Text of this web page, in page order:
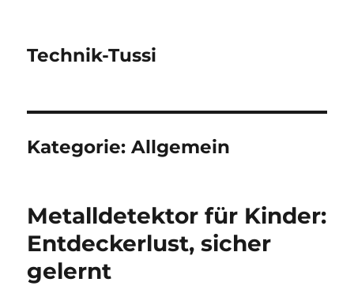
Technik-Tussi
Kategorie:Allgemein
Metalldetektor für Kinder:
Entdeckerlust, sicher
gelernt